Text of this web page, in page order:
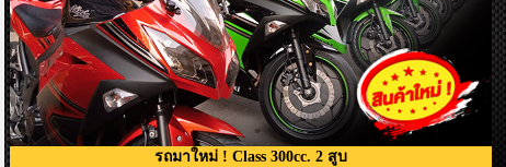
รถมาใหม่ ! Class 300cc. 2 สูบ